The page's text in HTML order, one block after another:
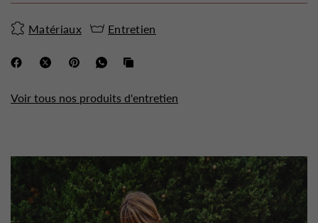
Matériaux Entretien
Voir tous nos produits d'entretien